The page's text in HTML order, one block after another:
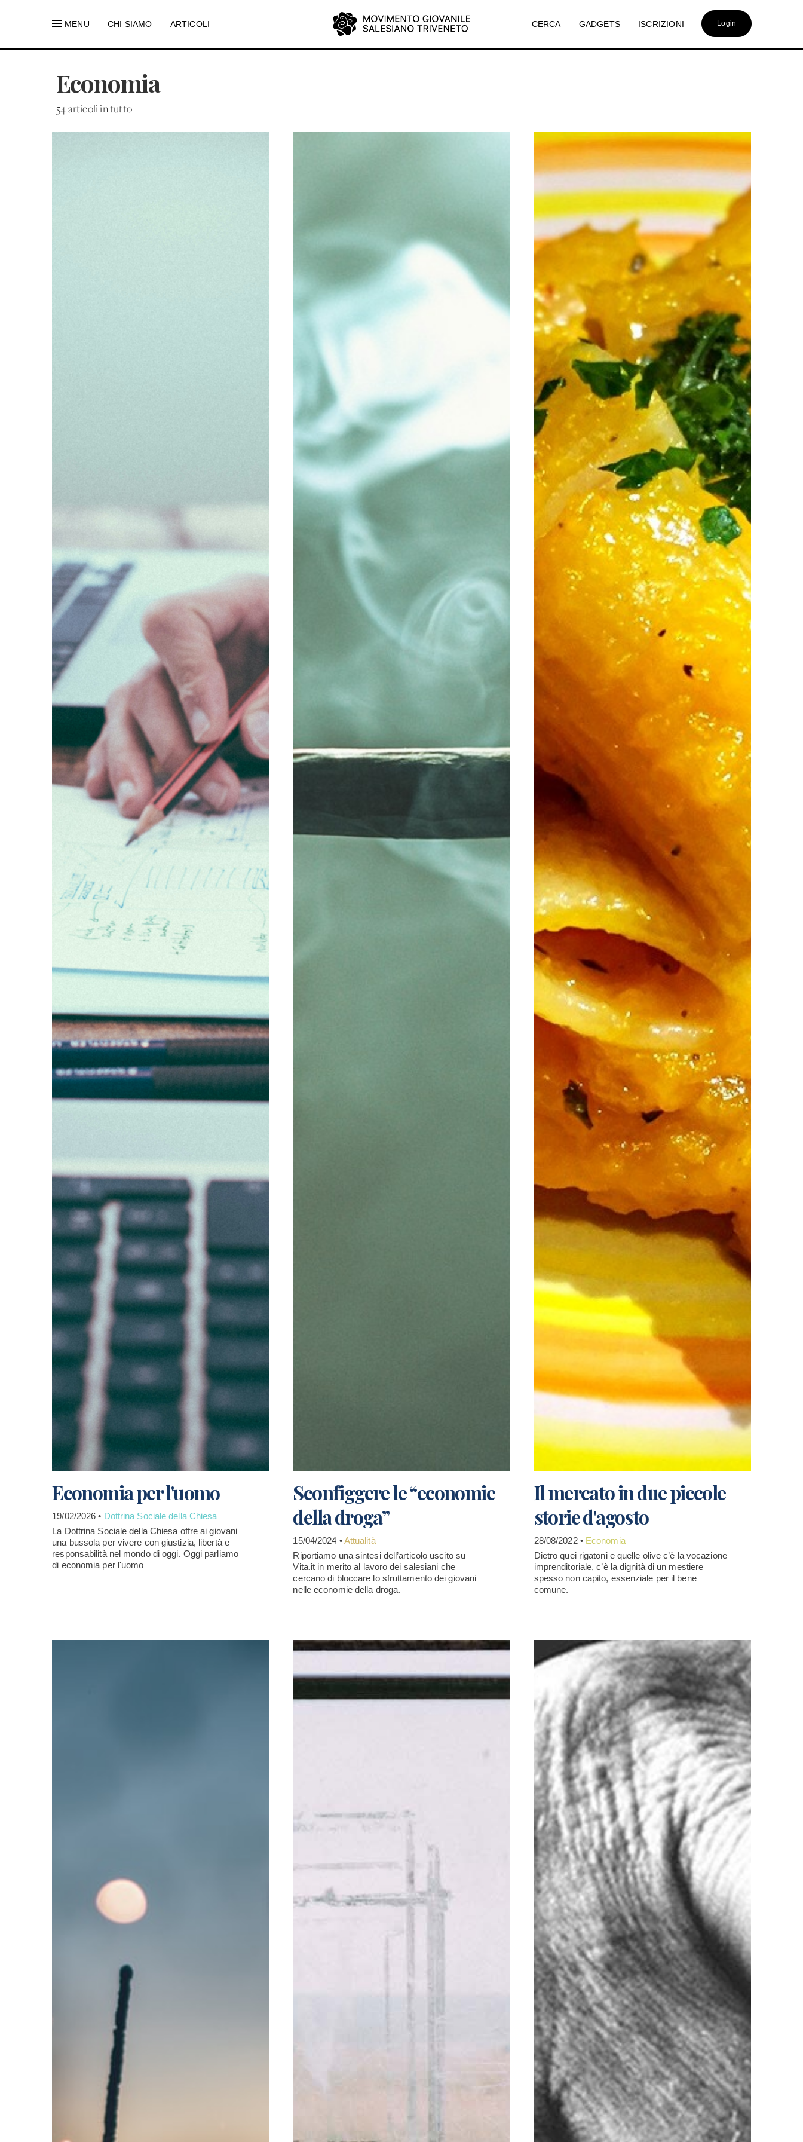
MENU CHI SIAMO ARTICOLI CERCA GADGETS ISCRIZIONI Login
Economia
54 articoli in tutto
Economia per l'uomo
19/02/2026 • Dottrina Sociale della Chiesa
La Dottrina Sociale della Chiesa offre ai giovani
una bussola per vivere con giustizia, libertà e
responsabilità nel mondo di oggi. Oggi parliamo
di economia per l'uomo
Sconfiggere le “economie
della droga”
15/04/2024 •Attualità
Riportiamo una sintesi dell’articolo uscito su
Vita.it in merito al lavoro dei salesiani che
cercano di bloccare lo sfruttamento dei giovani
nelle economie della droga.
Il mercato in due piccole
storie d'agosto
28/08/2022 • Economia
Dietro quei rigatoni e quelle olive c’è la vocazione
imprenditoriale, c’è la dignità di un mestiere
spesso non capito, essenziale per il bene
comune.